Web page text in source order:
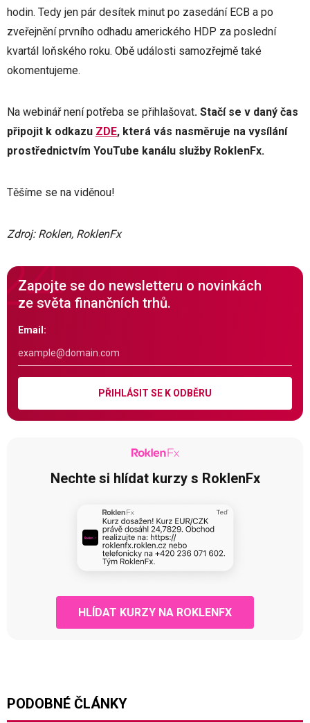
hodin. Tedy jen pár desítek minut po zasedání ECB a po
zveřejnění prvního odhadu amerického HDP za poslední
kvartál loňského roku. Obě události samozřejmě také
okomentujeme.
Na webinář není potřeba se přihlašovat. Stačí se v daný čas
připojit k odkazu ZDE, která vás nasměruje na vysílání
prostřednictvím YouTube kanálu služby RoklenFx.
Těšíme se na viděnou!
Zdroj: Roklen, RoklenFx
Zapojte se do newsletteru o novinkách
ze světa finančních trhů.
Email:
PŘIHLÁSIT SE K ODBĚRU
Nechte si hlídat kurzy s RoklenFx
HLÍDAT KURZY NA ROKLENFX
PODOBNÉ ČLÁNKY